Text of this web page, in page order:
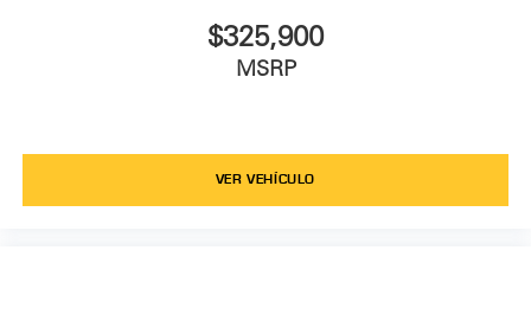
$325,900
MSRP
VER VEHÍCULO